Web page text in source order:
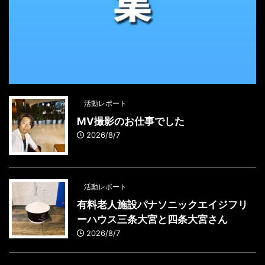
活動レポート
MV撮影のお仕事でした
2026/8/7
活動レポート
有料老人施設パナソニックエイジフリ
ーハウス三条大宮と四条大宮さん
2026/8/7